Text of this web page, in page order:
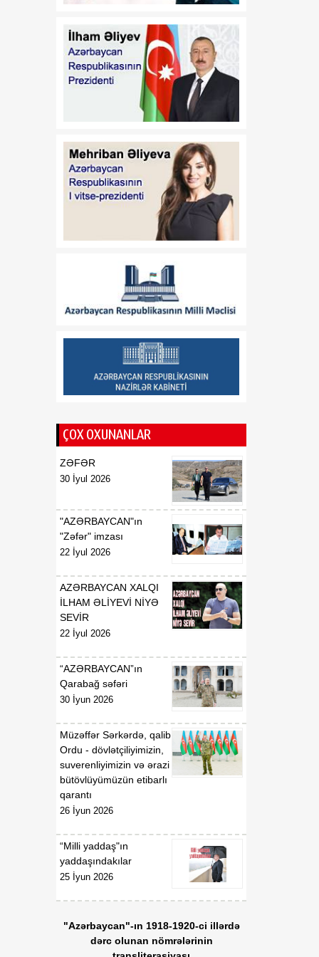
Azərbaycan
14 iyul tarixli 449-VIIQD
nömrəli Qanununun tətbiqi
və bununla əlaqədar bəzi
məsələlərin tənzimlənməsi
İnvestisiya Forumunun
Təşkilat Komitəsinin
yaradılması haqqında
08 Avqust
Respublikasının Elm və
Təhsil və Elm Nazirliyi
arasında illik təhsil
kvotalarının qarşılıqlı
ayrılması haqqında
01:04
08 Avqust
BİLDİRİŞ 00:57
Azərbaycanın xarici
siyasətinin əsasında milli
dayanır
07 Avqust
Azərbaycan
diplomatiyasının növbəti
zəfəri idi
18:23
Tarixi Vaşinqton görüşü:
ABŞ-Azərbaycan
əlaqələrində və Cənubi
Qafqazın sülh
mərhələ
18:22
07 Avqust
Xarici ölkələrin informasiya
şəbəkələrinə hücumlar
edən şəxslər saxlanılıblar
18:20
07 Avqust
Heyvan kəsimi
məntəqələrində
monitorinqlər aparılıb
18:18
07 Avqust
texnologiyalar dilin
qarşısında aciz qala bilər
07 Avqust
Azərbaycan müxtəlif
geosiyasi məkanlar
imkanları olan dövlət
mövqeyini gücləndirir
17:55
07 Avqust
ÇOX OXUNANLAR
ZƏFƏR
30 İyul 2026
"AZƏRBAYCAN"ın
"Zəfər" imzası
22 İyul 2026
AZƏRBAYCAN XALQI
İLHAM ƏLİYEVİ NİYƏ
SEVİR
22 İyul 2026
“AZƏRBAYCAN”ın
Qarabağ səfəri
30 İyun 2026
Müzəffər Sərkərdə, qalib
Ordu - dövlətçiliyimizin,
suverenliyimizin və ərazi
bütövlüyümüzün etibarlı
qarantı
26 İyun 2026
“Milli yaddaş"ın
yaddaşındakılar
25 İyun 2026
"Azərbaycan"-ın 1918-1920-ci illərdə
dərc olunan nömrələrinin